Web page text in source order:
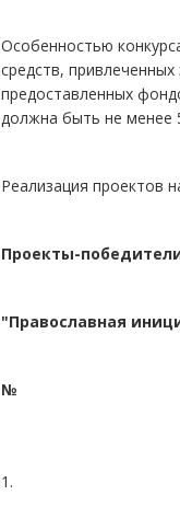
Особенностью
средств,
предоставленных
должна быть не менее
Реализация проектов
Проекты-
"Православная
№
1.